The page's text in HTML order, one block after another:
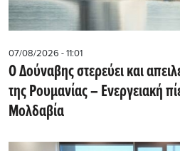
07/08/2026 - 11:01
Ο Δούναβης στερεύει και
της Ρουμανίας – Ενεργειακή
Μολδαβία